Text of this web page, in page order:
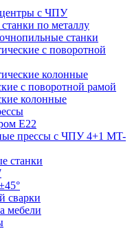
с ЧПУ
по металлу
станки
с поворотной
колонные
с поворотной рамой
колонные
E22
прессы с ЧПУ 4+1 MT-
станки
сварки
мебели